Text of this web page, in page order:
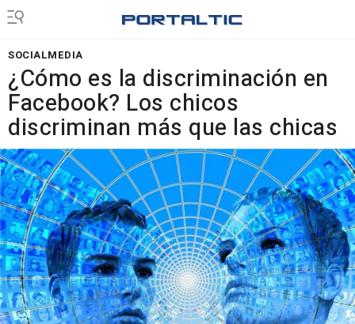
SOCIALMEDIA
¿Cómo es la discriminación en
Facebook? Los chicos
discriminan más que las chicas